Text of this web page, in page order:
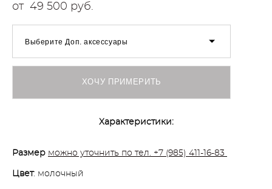
от 49 500 pуб.
Выберите Доп. аксессуары
ХОЧУ ПРИМЕРИТЬ
Характеристики:
Размер можно уточнить по тел. +7 (985) 411-16-83
Цвет: молочный